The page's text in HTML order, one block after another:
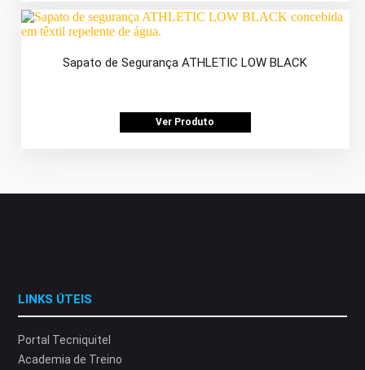
Sapato de Segurança ATHLETIC LOW BLACK
Ver Produto
LINKS ÚTEIS
Portal Tecniquitel
Academia de Treino